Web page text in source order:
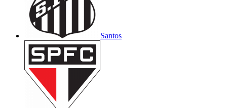
Santos